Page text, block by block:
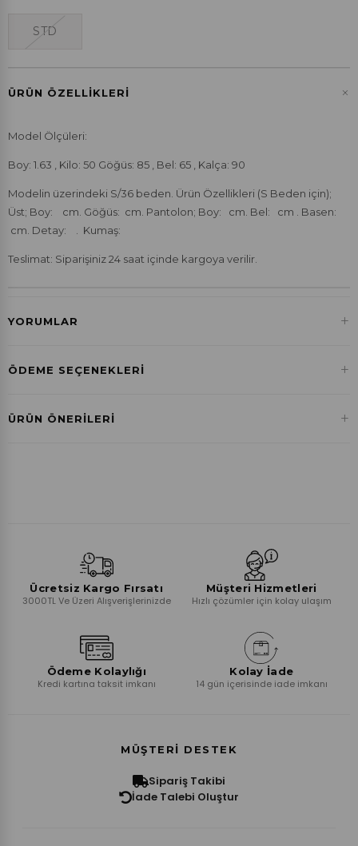
STD
ÜRÜN ÖZELLIKLERI +
Model Ölçüleri:
Boy: 1.63 , Kilo: 50 Göğüs: 85 , Bel: 65 , Kalça: 90
Modelin üzerindeki S/36 beden. Ürün Özellikleri (S Beden için);
Üst; Boy: cm. Göğüs: cm. Pantolon; Boy: cm. Bel: cm . Basen:
cm. Detay: . Kumaş:
Teslimat: Siparişiniz 24 saat içinde kargoya verilir.
YORUMLAR +
ÖDEME SEÇENEKLERI +
Havale ile Ödeme
ÜRÜN ÖNERILERI +
Ücretsiz Kargo Fırsatı
3000TL Ve Üzeri Alışverişlerinizde
Müşteri Hizmetleri
Hızlı çözümler için kolay ulaşım
Ödeme Kolaylığı
Kredi kartına taksit imkanı
Kolay İade
14 gün içerisinde iade imkanı
MÜŞTERI DESTEK
Sipariş Takibi
İade Talebi Oluştur